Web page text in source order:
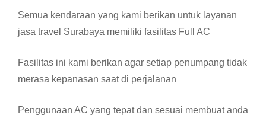
Semua kendaraan yang kami berikan untuk layanan
jasa travel Surabaya memiliki fasilitas Full AC
Fasilitas ini kami berikan agar setiap penumpang tidak
merasa kepanasan saat di perjalanan
Penggunaan AC yang tepat dan sesuai membuat anda